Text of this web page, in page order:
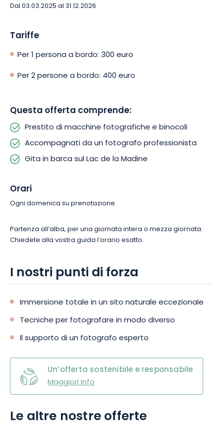
Dal 03.03.2025 al 31.12.2026
Tariffe
Per 1 persona a bordo: 300 euro
Per 2 persone a bordo: 400 euro
Questa offerta comprende:
Prestito di macchine fotografiche e binocoli
Accompagnati da un fotografo professionista
Gita in barca sul Lac de la Madine
Orari
Ogni domenica su prenotazione.
Partenza all’alba, per una giornata intera o mezza giornata.
Chiedete alla vostra guida l’orario esatto.
I nostri punti di forza
Immersione totale in un sito naturale eccezionale
Tecniche per fotografare in modo diverso
Il supporto di un fotografo esperto
Un’offerta sostenibile e responsabile
Maggiori info
Le altre nostre offerte